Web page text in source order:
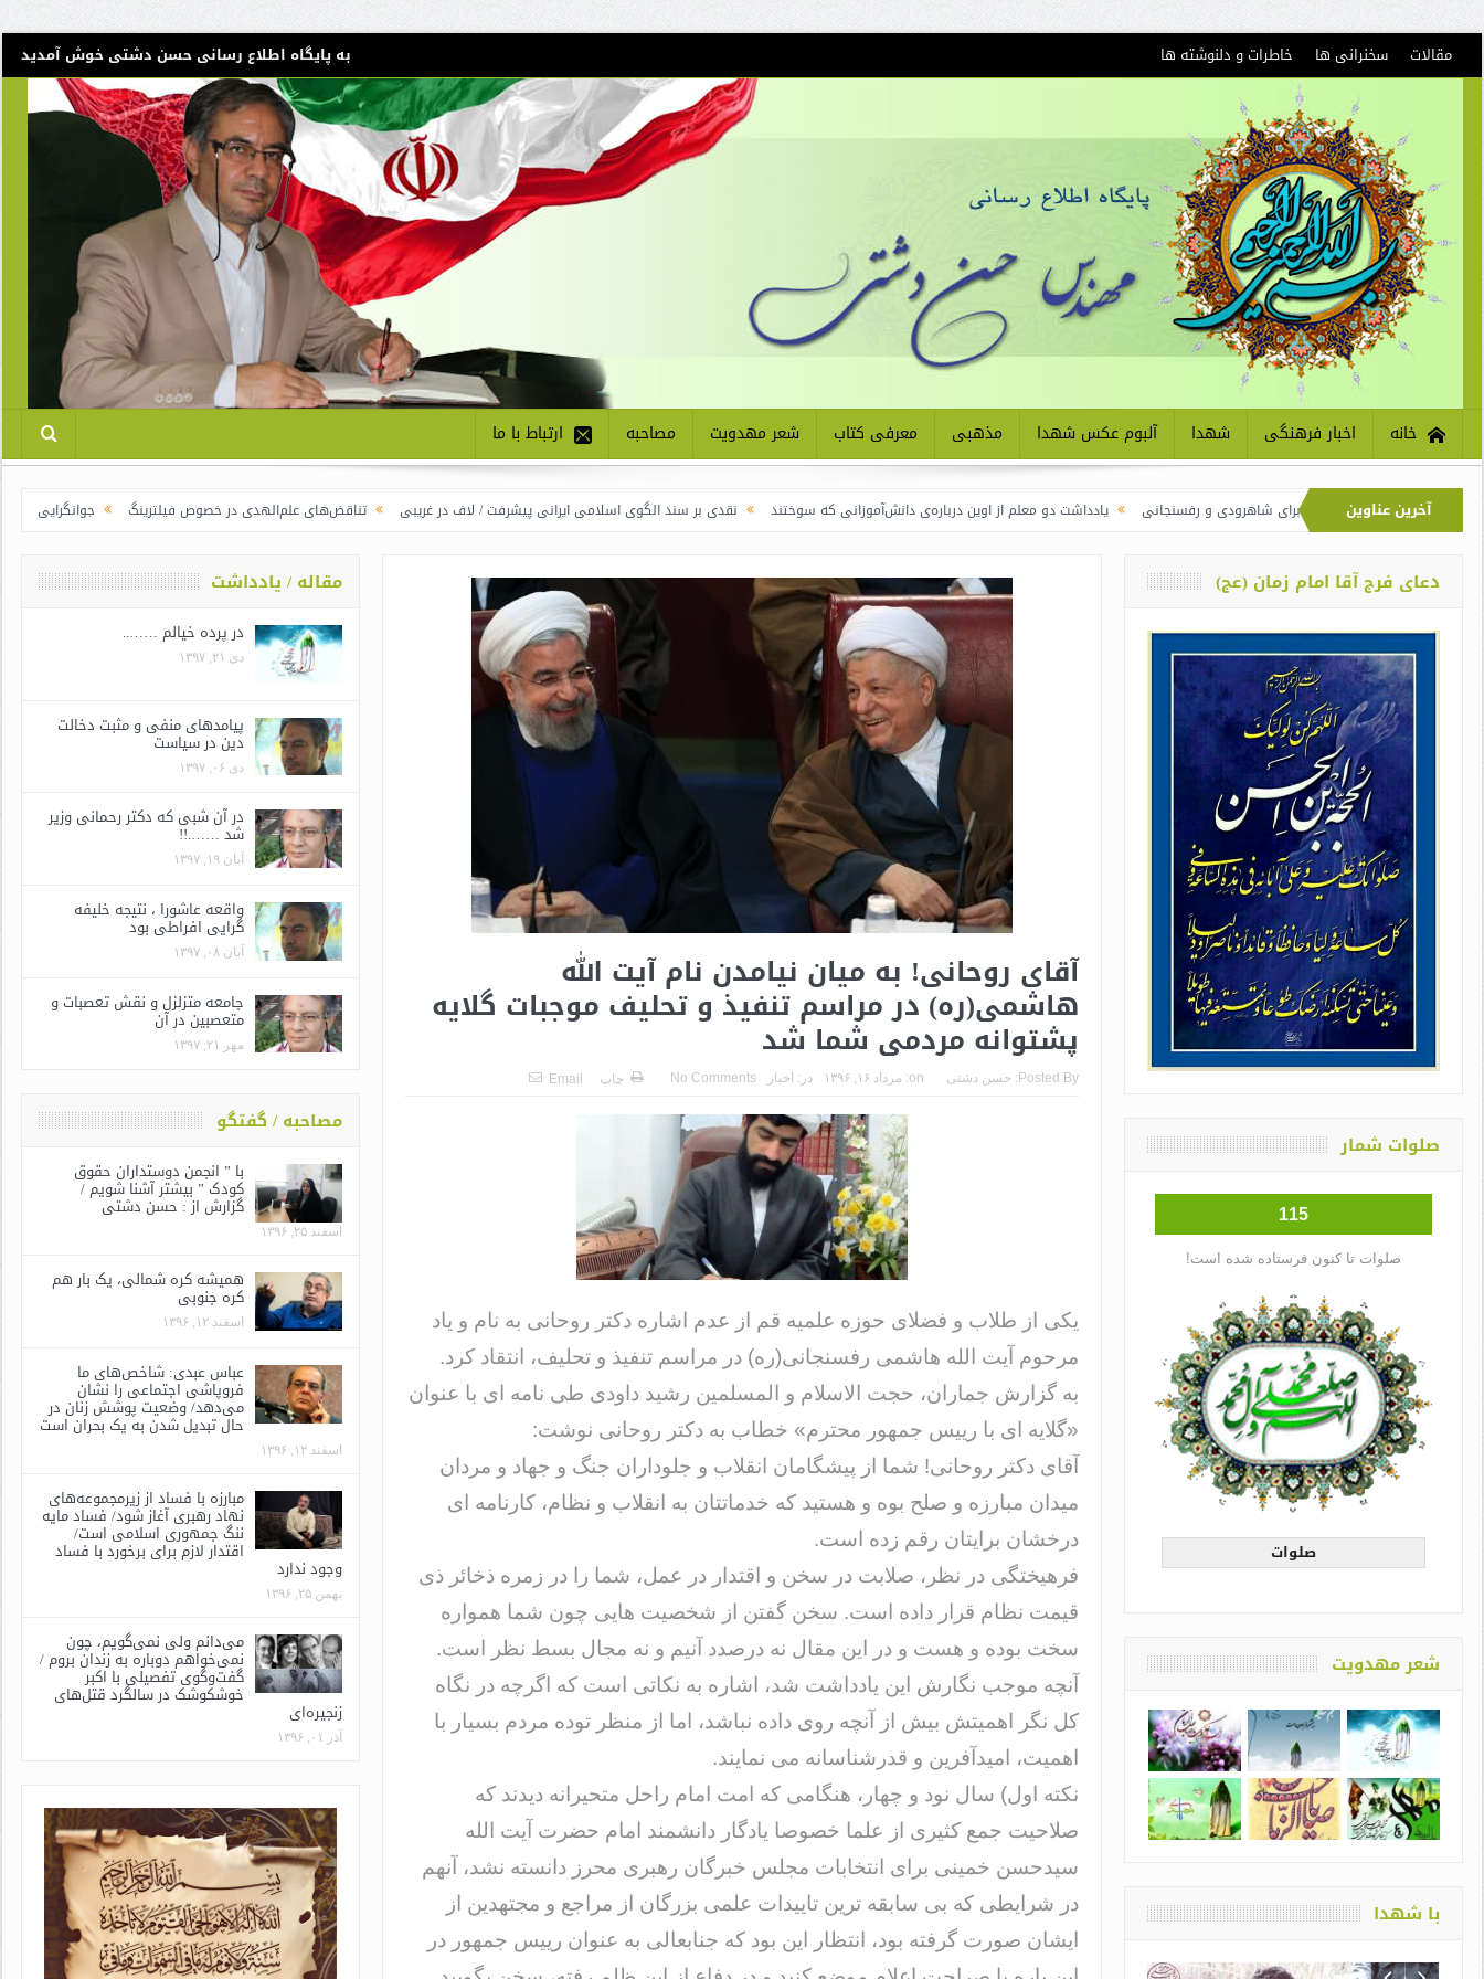
به پایگاه اطلاع رسانی حسن دشتی خوش آمدید مقالات سخنرانی ها خاطرات و دلنوشته ها
خانه اخبار فرهنگی شهدا آلبوم عکس شهدا مذهبی معرفی کتاب شعر مهدویت مصاحبه ارتباط با ما
آخرین عناوین
خامنه‌ای برای شاهرودی و رفسنجانی یادداشت دو معلم از اوین درباره‌ی دانش‌آموزانی که سوختند نقدی بر سند الگوی اسلامی ایرانی پیشرفت / لاف در غریبی تناقض‌های علم‌الهدی در خصوص فیلترینگ جوانگرایی به سبک وزرای جدید |
آقای روحانی! به میان نیامدن نام آیت الله
هاشمی(ره) در مراسم تنفیذ و تحلیف موجبات گلایه
پشتوانه مردمی شما شد
Posted By: حسن دشتی on: مرداد ۱۶, ۱۳۹۶ در: اخبار No Comments چاپ Email
یکی از طلاب و فضلای حوزه علمیه قم از عدم اشاره دکتر روحانی به نام و یاد
مرحوم آیت الله هاشمی رفسنجانی(ره) در مراسم تنفیذ و تحلیف، انتقاد کرد.
به گزارش جماران، حجت الاسلام و المسلمین رشید داودی طی نامه ای با عنوان
«گلایه ای با رییس جمهور محترم» خطاب به دکتر روحانی نوشت:
آقای دکتر روحانی! شما از پیشگامان انقلاب و جلوداران جنگ و جهاد و مردان
میدان مبارزه و صلح بوه و هستید که خدماتتان به انقلاب و نظام، کارنامه ای
درخشان برایتان رقم زده است.
فرهیختگی در نظر، صلابت در سخن و اقتدار در عمل، شما را در زمره ذخائر ذی
قیمت نظام قرار داده است. سخن گفتن از شخصیت هایی چون شما همواره
سخت بوده و هست و در این مقال نه درصدد آنیم و نه مجال بسط نظر است.
آنچه موجب نگارش این یادداشت شد، اشاره به نکاتی است که اگرچه در نگاه
کل نگر اهمیتش بیش از آنچه روی داده نباشد، اما از منظر توده مردم بسیار با
اهمیت، امیدآفرین و قدرشناسانه می نمایند.
نکته اول) سال نود و چهار، هنگامی که امت امام راحل متحیرانه دیدند که
صلاحیت جمع کثیری از علما خصوصا یادگار دانشمند امام حضرت آیت الله
سیدحسن خمینی برای انتخابات مجلس خبرگان رهبری محرز دانسته نشد، آنهم
در شرایطی که بی سابقه ترین تاییدات علمی بزرگان از مراجع و مجتهدین از
ایشان صورت گرفته بود، انتظار این بود که جنابعالی به عنوان رییس جمهور در
مقاله / یادداشت
در پرده خیالم ……..
دی ۲۱, ۱۳۹۷
پیامدهای منفی و مثبت دخالت
دین در سیاست
دی ۰۶, ۱۳۹۷
در آن شبی که دکتر رحمانی وزیر
شد …….!!
آبان ۱۹, ۱۳۹۷
واقعه عاشورا ، نتیجه خلیفه
گرایی افراطی بود
آبان ۰۸, ۱۳۹۷
جامعه متزلزل و نقش تعصبات و
متعصبین در آن
مهر ۲۱, ۱۳۹۷
مصاحبه / گفتگو
با ” انجمن دوستداران حقوق
کودک ” بیشتر آشنا شویم /
گزارش از : حسن دشتی
اسفند ۲۵, ۱۳۹۶
همیشه کره شمالی، یک بار هم
کره جنوبی
اسفند ۱۲, ۱۳۹۶
عباس عبدی: شاخص‌های ما
فروپاشی اجتماعی را نشان
می‌دهد/ وضعیت پوشش زنان در
حال تبدیل شدن به یک بحران است
اسفند ۱۲, ۱۳۹۶
مبارزه با فساد از زیرمجموعه‌های
نهاد رهبری آغاز شود/ فساد مایه
ننگ جمهوری اسلامی است/
اقتدار لازم برای برخورد با فساد
وجود ندارد
بهمن ۲۵, ۱۳۹۶
می‌دانم ولی نمی‌گویم، چون
نمی‌خواهم دوباره به زندان بروم /
گفت‌وگوی تفصیلی با اکبر
خوشکوشک در سالگرد قتل‌های
زنجیره‌ای
آذر ۰۱, ۱۳۹۶
دعای فرج آقا امام زمان (عج)
صلوات شمار
115
صلوات تا کنون فرستاده شده است!
صلوات
شعر مهدویت
با شهدا